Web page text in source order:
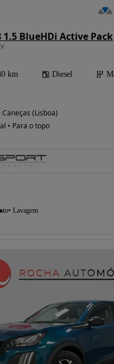
1.5 BlueHDi Active Pack
km Diesel
Caneças (Lisboa)
• Para o topo
Lavagem